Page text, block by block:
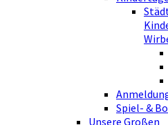
Spiel- &
Unsere Großen